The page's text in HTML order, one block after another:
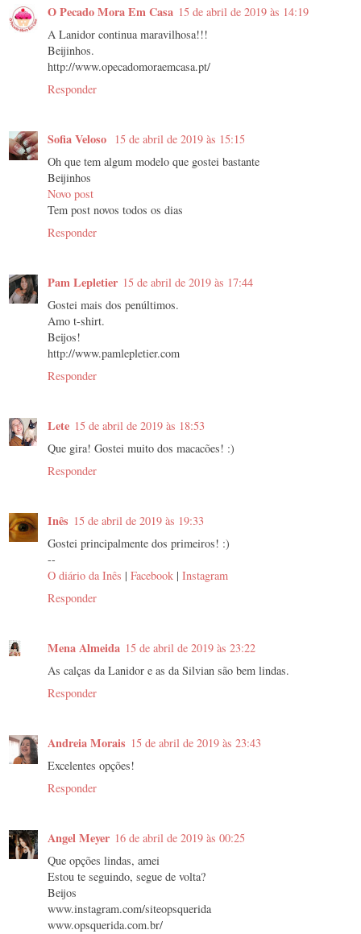
O Pecado Mora Em Casa 15 de abril de 2019 às 14:19
A Lanidor continua maravilhosa!!!
Beijinhos.
http://www.opecadomoraemcasa.pt/
Responder
Sofia Veloso
15 de abril de 2019 às 15:15
Oh que tem algum modelo que gostei bastante
Beijinhos
Novo post
Tem post novos todos os dias
Responder
Pam Lepletier 15 de abril de 2019 às 17:44
Gostei mais dos penúltimos.
Amo t-shirt.
Beijos!
http://www.pamlepletier.com
Responder
Lete 15 de abril de 2019 às 18:53
Que gira! Gostei muito dos macacões! :)
Responder
Inês 15 de abril de 2019 às 19:33
Gostei principalmente dos primeiros! :)
--
O diário da Inês | Facebook | Instagram
Responder
Mena Almeida 15 de abril de 2019 às 23:22
As calças da Lanidor e as da Silvian são bem lindas.
Responder
Andreia Morais 15 de abril de 2019 às 23:43
Excelentes opções!
Responder
Angel Meyer 16 de abril de 2019 às 00:25
Que opções lindas, amei
Estou te seguindo, segue de volta?
Beijos
www.instagram.com/siteopsquerida
www.opsquerida.com.br/